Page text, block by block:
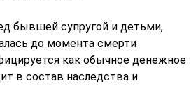
бывшей супругой и детьми,
до момента смерти
как обычное денежное
в состав наследства и